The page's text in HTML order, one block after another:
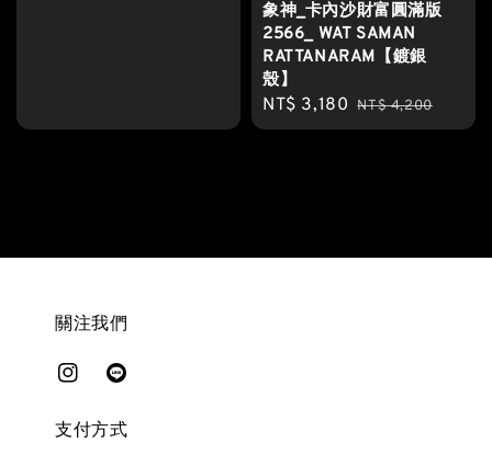
象神_卡內沙財富圓滿版
2566_ WAT SAMAN
RATTANARAM【鍍銀
殼】
Sale
price
NT$ 3,180 Regular
price
NT$ 4,200
關注我們
支付方式